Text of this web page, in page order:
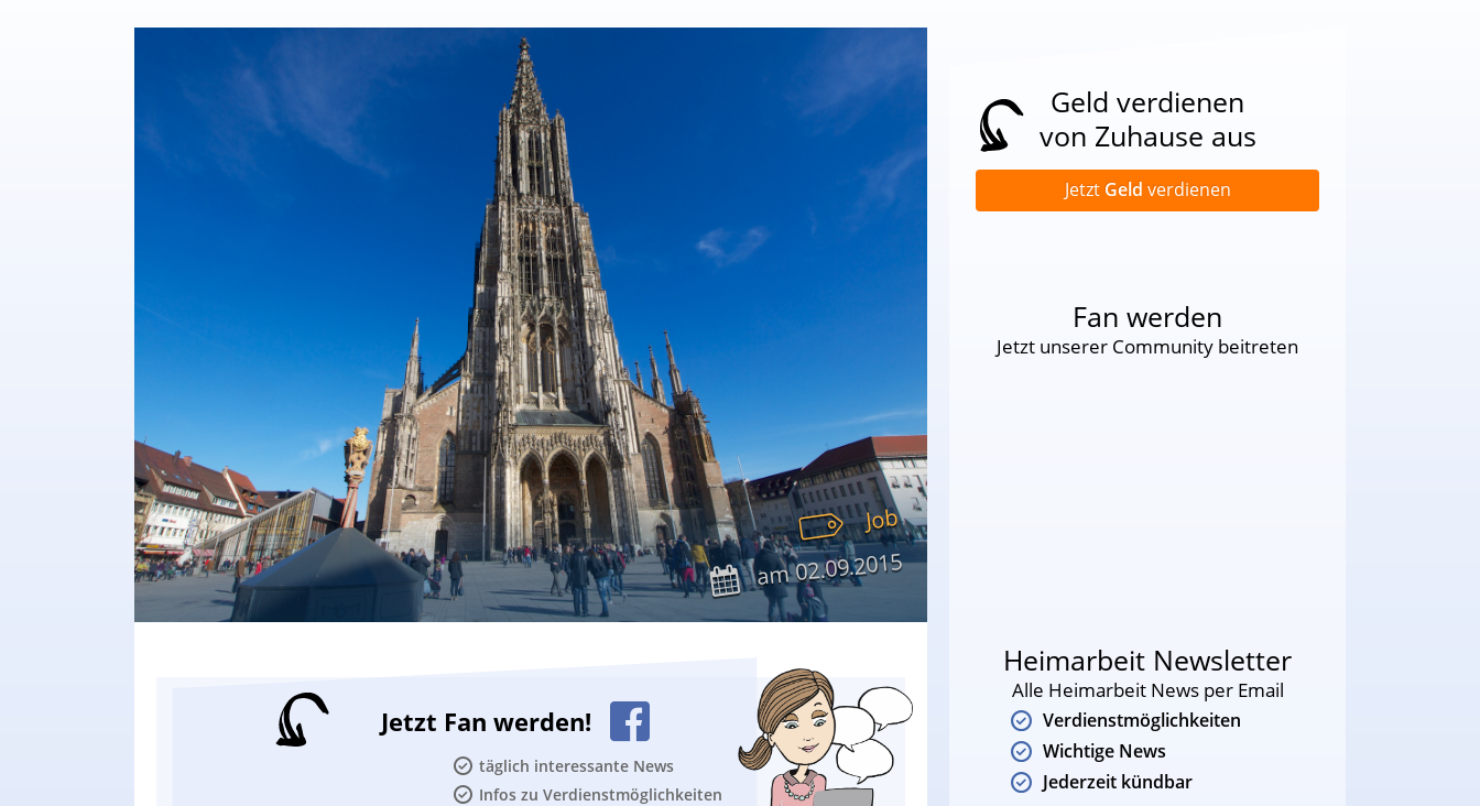
Job
am02.09.2015
Jetzt Fan werden!
täglich interessante News
Infos zu Verdienstmöglichkeiten
Geld verdienen
von Zuhause aus
Jetzt Geld verdienen
Fan werden
Jetzt unserer Community beitreten
Heimarbeit Newsletter
Alle Heimarbeit News per Email
Verdienstmöglichkeiten
Wichtige News
Jederzeit kündbar